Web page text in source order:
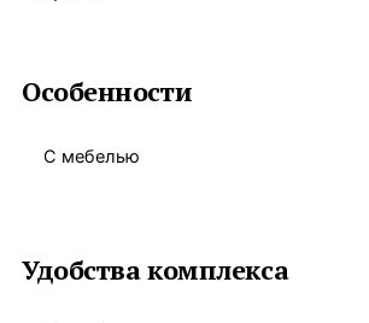
Особенности
С мебелью
Удобства комплекса